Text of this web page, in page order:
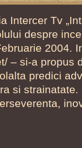
Intercer Tv
despre
2004.
– si-a propus
predici
si